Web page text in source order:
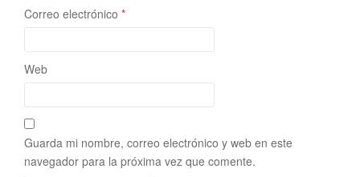
Correo electrónico *
Web
Guarda mi nombre, correo electrónico y web en este
navegador para la próxima vez que comente.